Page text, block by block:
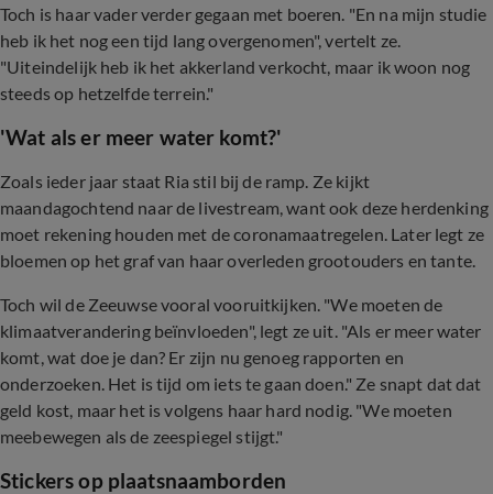
Toch is haar vader verder gegaan met boeren. "En na mijn studie
heb ik het nog een tijd lang overgenomen", vertelt ze.
"Uiteindelijk heb ik het akkerland verkocht, maar ik woon nog
steeds op hetzelfde terrein."
'Wat als er meer water komt?'
Zoals ieder jaar staat Ria stil bij de ramp. Ze kijkt
maandagochtend naar de livestream, want ook deze herdenking
moet rekening houden met de coronamaatregelen. Later legt ze
bloemen op het graf van haar overleden grootouders en tante.
Toch wil de Zeeuwse vooral vooruitkijken. "We moeten de
klimaatverandering beïnvloeden", legt ze uit. "Als er meer water
komt, wat doe je dan? Er zijn nu genoeg rapporten en
onderzoeken. Het is tijd om iets te gaan doen." Ze snapt dat dat
geld kost, maar het is volgens haar hard nodig. "We moeten
meebewegen als de zeespiegel stijgt."
Stickers op plaatsnaamborden